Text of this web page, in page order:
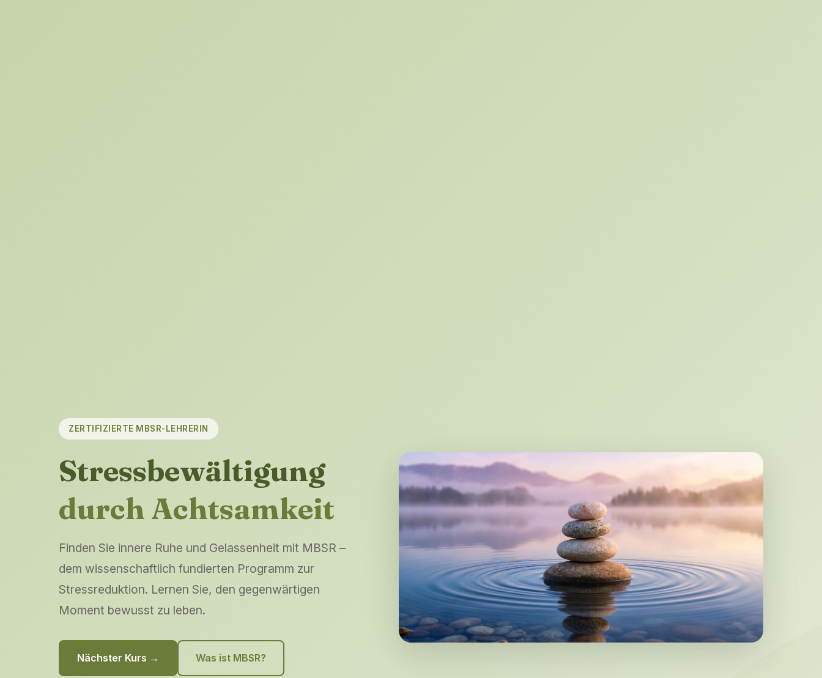
ZERTIFIZIERTE MBSR-LEHRERIN
Stressbewältigung
durch Achtsamkeit
Finden Sie innere Ruhe und Gelassenheit mit MBSR –
dem wissenschaftlich fundierten Programm zur
Stressreduktion. Lernen Sie, den gegenwärtigen
Moment bewusst zu leben.
Nächster Kurs → Was ist MBSR?